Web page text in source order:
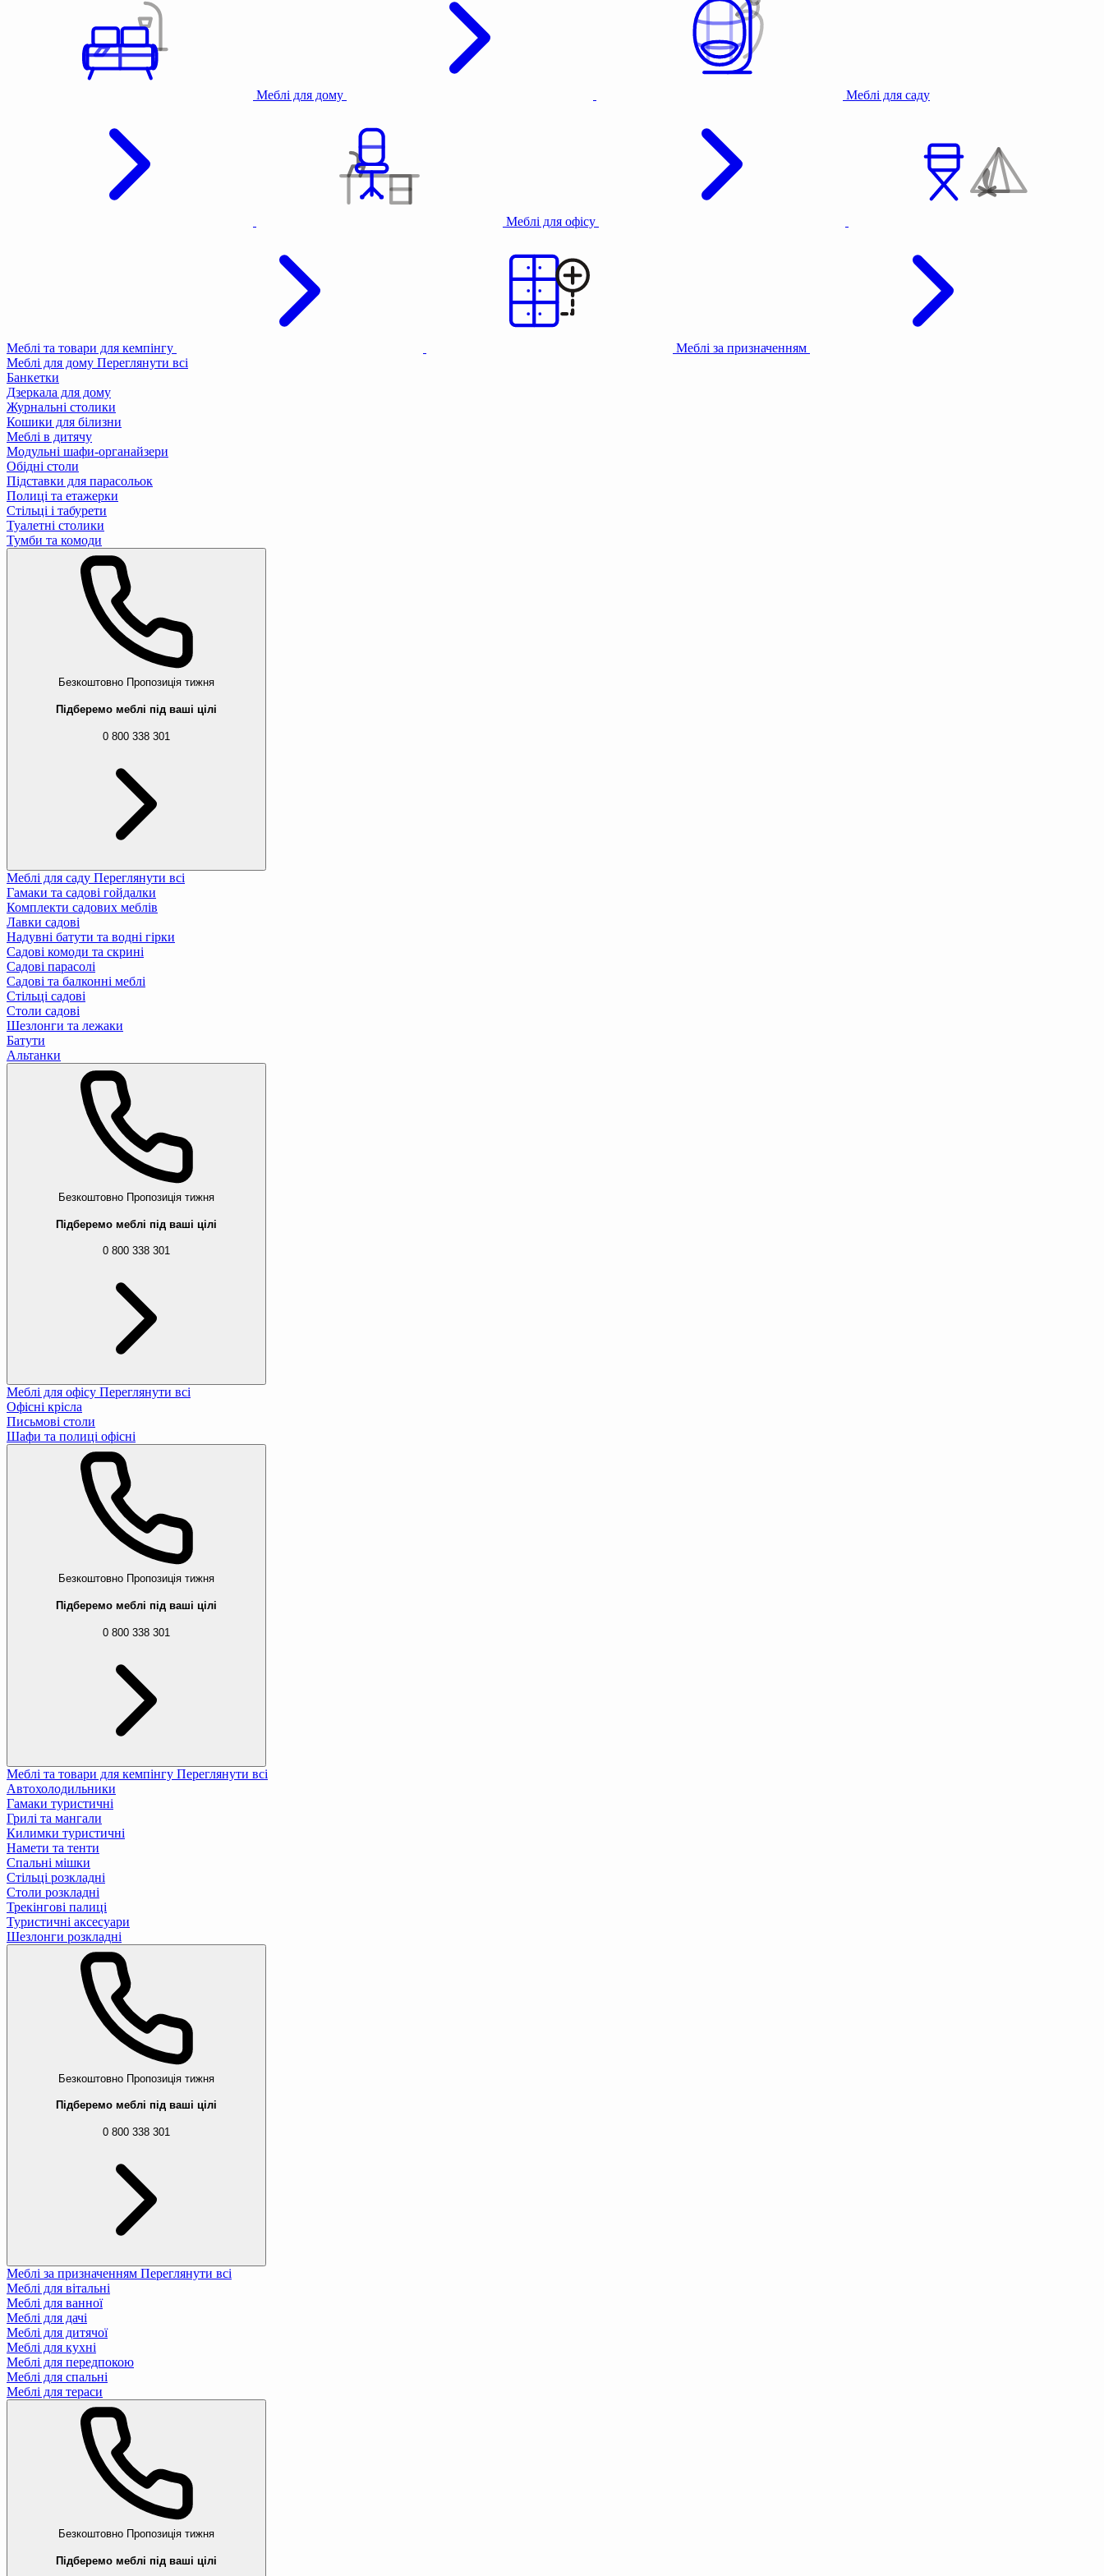
Меблі для дому Меблі для саду
Меблі для офісу
Меблі та товари для кемпінгу
Меблі за призначенням
Меблі для дому Переглянути всі
Банкетки
Дзеркала для дому
Журнальні столики
Кошики для білизни
Меблі в дитячу
Модульні шафи-органайзери
Обідні столи
Підставки для парасольок
Полиці та етажерки
Стільці і табурети
Туалетні столики
Тумби та комоди
Безкоштовно Пропозиція тижня
Підберемо меблі під ваші цілі
0 800 338 301
Меблі для саду Переглянути всі
Гамаки та садові гойдалки
Комплекти садових меблів
Лавки садові
Надувні батути та водні гірки
Садові комоди та скрині
Садові парасолі
Садові та балконні меблі
Стільці садові
Столи садові
Шезлонги та лежаки
Батути
Альтанки
Безкоштовно Пропозиція тижня
Підберемо меблі під ваші цілі
0 800 338 301
Меблі для офісу Переглянути всі
Офісні крісла
Письмові столи
Шафи та полиці офісні
Безкоштовно Пропозиція тижня
Підберемо меблі під ваші цілі
0 800 338 301
Меблі та товари для кемпінгу Переглянути всі
Автохолодильники
Гамаки туристичні
Грилі та мангали
Килимки туристичні
Намети та тенти
Спальні мішки
Стільці розкладні
Столи розкладні
Трекінгові палиці
Туристичні аксесуари
Шезлонги розкладні
Безкоштовно Пропозиція тижня
Підберемо меблі під ваші цілі
0 800 338 301
Меблі за призначенням Переглянути всі
Меблі для вітальні
Меблі для ванної
Меблі для дачі
Меблі для дитячої
Меблі для кухні
Меблі для передпокою
Меблі для спальні
Меблі для тераси
Безкоштовно Пропозиція тижня
Підберемо меблі під ваші цілі